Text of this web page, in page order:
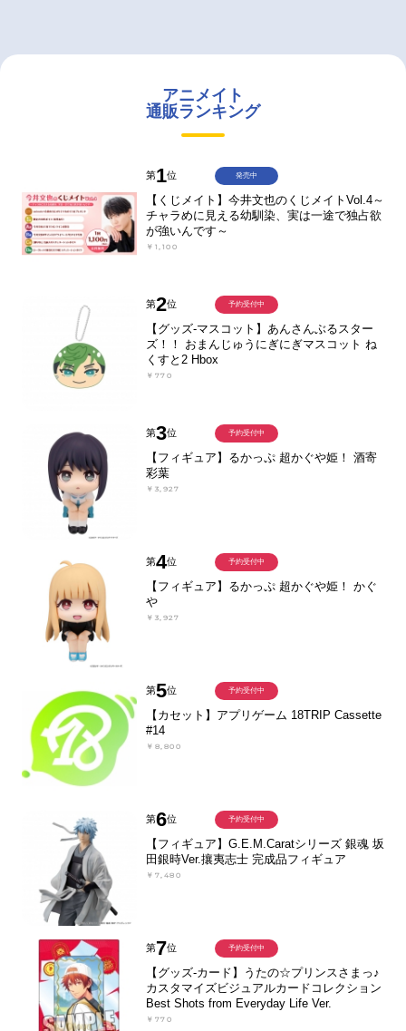
アニメイト
通販ランキング
第1位
【くじメイト】今井文也のくじメイトVol.4～
チャラめに見える幼馴染、実は一途で独占欲
が強いんです～
￥1,100
発売中
第2位
【グッズ-マスコット】あんさんぶるスター
ズ！！ おまんじゅうにぎにぎマスコット ね
くすと2 Hbox
￥770
予約受付中
第3位
【フィギュア】るかっぷ 超かぐや姫！ 酒寄
彩葉
￥3,927
予約受付中
第4位
【フィギュア】るかっぷ 超かぐや姫！ かぐ
や
￥3,927
予約受付中
第5位
【カセット】アプリゲーム 18TRIP Cassette
#14
￥8,800
予約受付中
第6位
【フィギュア】G.E.M.Caratシリーズ 銀魂 坂
田銀時Ver.攘夷志士 完成品フィギュア
￥7,480
予約受付中
第7位
【グッズ-カード】うたの☆プリンスさまっ♪
カスタマイズビジュアルカードコレクション
Best Shots from Everyday Life Ver.
￥770
予約受付中